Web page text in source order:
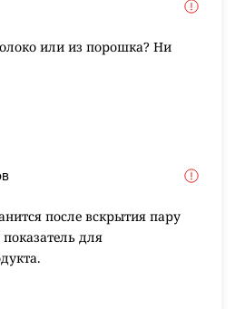
или из порошка? Ни
после вскрытия пару
для